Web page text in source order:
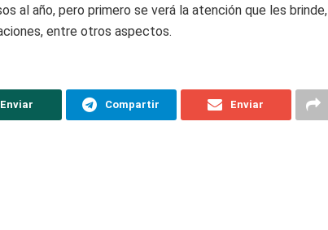
al año, pero primero se verá la atención que les brinde,
entre otros aspectos.
Enviar Compartir Enviar